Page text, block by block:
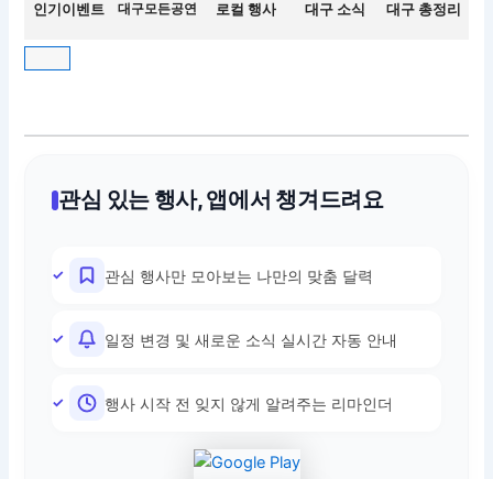
인기이벤트 대구모든공연 로컬 행사 대구 소식 대구 총정리
관심 있는 행사, 앱에서 챙겨드려요
관심 행사만 모아보는 나만의 맞춤 달력
일정 변경 및 새로운 소식 실시간 자동 안내
행사 시작 전 잊지 않게 알려주는 리마인더